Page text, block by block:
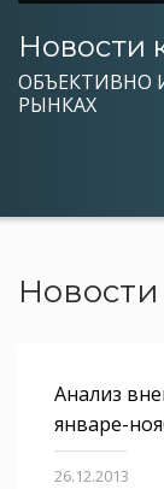
Новости
ОБЪЕКТИВНО
РЫНКАХ
Анализ
январе-
26.12.2013